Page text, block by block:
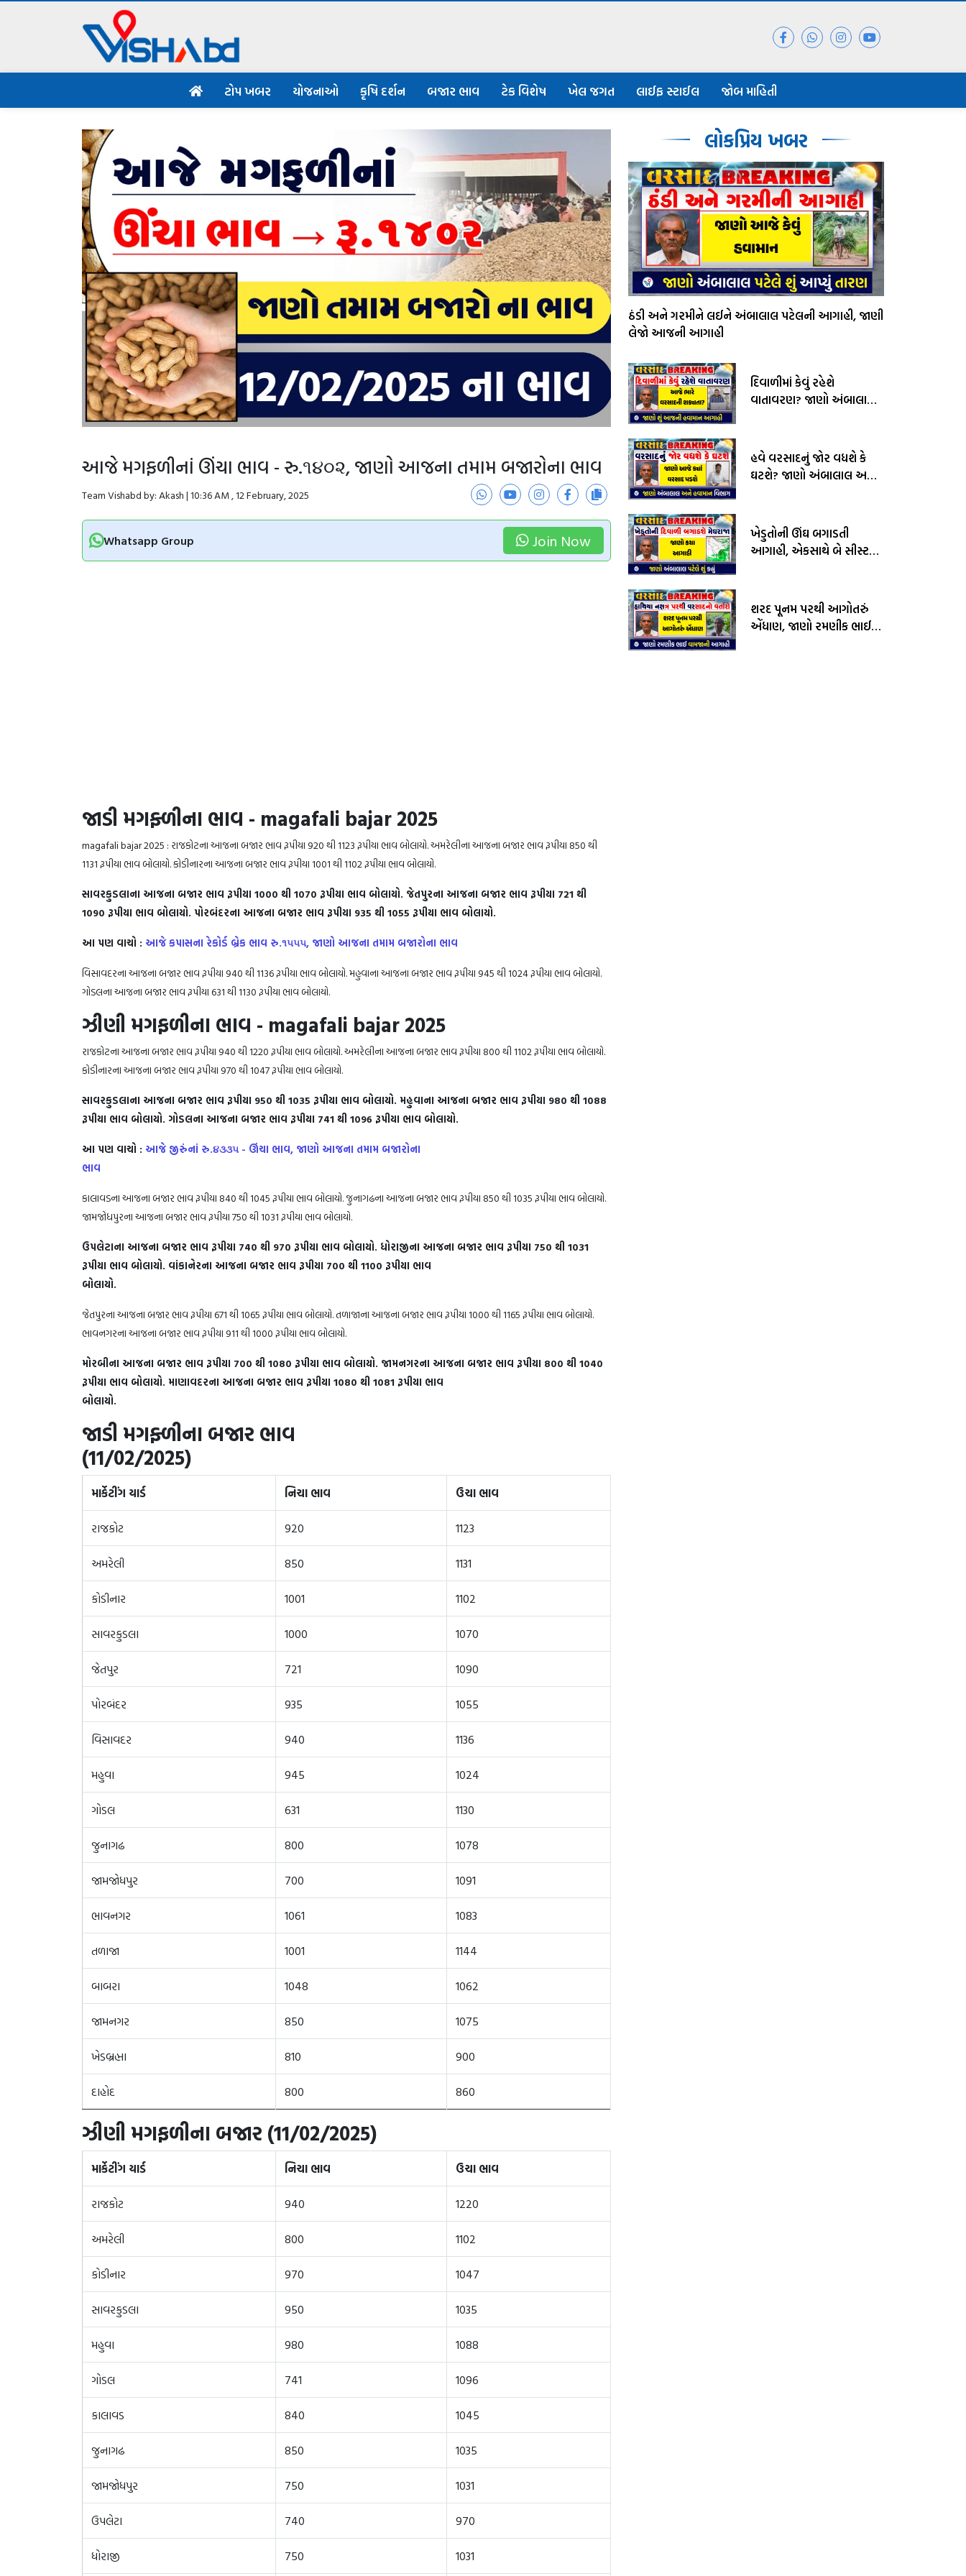
ટોપ ખબર યોજનાઓ કૃષિ દર્શન બજાર ભાવ ટેક વિશેષ ખેલ જગત લાઈફ સ્ટાઈલ જોબ માહિતી
આજે મગફળીનાં ઊંચા ભાવ - રુ.૧૪૦૨, જાણો આજના તમામ બજારોના ભાવ
Team Vishabd by: Akash | 10:36 AM , 12 February, 2025
Whatsapp Group Join Now
જાડી મગફ્ળીના ભાવ - magafali bajar 2025
magafali bajar 2025 : રાજકોટના આજના બજાર ભાવ રૂપીયા 920 થી 1123 રૂપીયા ભાવ બોલાયો. અમરેલીના આજના બજાર ભાવ રૂપીયા 850 થી
1131 રૂપીયા ભાવ બોલાયો. કોડીનારના આજના બજાર ભાવ રૂપીયા 1001 થી 1102 રૂપીયા ભાવ બોલાયો.
સાવરકુડલાના આજના બજાર ભાવ રૂપીયા 1000 થી 1070 રૂપીયા ભાવ બોલાયો. જેતપુરના આજના બજાર ભાવ રૂપીયા 721 થી
1090 રૂપીયા ભાવ બોલાયો. પોરબંદરના આજના બજાર ભાવ રૂપીયા 935 થી 1055 રૂપીયા ભાવ બોલાયો.
આ પણ વાચો : આજે કપાસના રેકોર્ડ બ્રેક ભાવ રુ.૧૫૫૫, જાણો આજના તમામ બજારોના ભાવ
વિસાવદરના આજના બજાર ભાવ રૂપીયા 940 થી 1136 રૂપીયા ભાવ બોલાયો. મહુવાના આજના બજાર ભાવ રૂપીયા 945 થી 1024 રૂપીયા ભાવ બોલાયો.
ગોડલના આજના બજાર ભાવ રૂપીયા 631 થી 1130 રૂપીયા ભાવ બોલાયો.
ઝીણી મગફળીના ભાવ - magafali bajar 2025
રાજકોટના આજના બજાર ભાવ રૂપીયા 940 થી 1220 રૂપીયા ભાવ બોલાયો. અમરેલીના આજના બજાર ભાવ રૂપીયા 800 થી 1102 રૂપીયા ભાવ બોલાયો.
કોડીનારના આજના બજાર ભાવ રૂપીયા 970 થી 1047 રૂપીયા ભાવ બોલાયો.
સાવરકુડલાના આજના બજાર ભાવ રૂપીયા 950 થી 1035 રૂપીયા ભાવ બોલાયો. મહુવાના આજના બજાર ભાવ રૂપીયા 980 થી 1088
રૂપીયા ભાવ બોલાયો. ગોડલના આજના બજાર ભાવ રૂપીયા 741 થી 1096 રૂપીયા ભાવ બોલાયો.
આ પણ વાચો : આજે જીરુંનાં રુ.૪૩૩૫ - ઊંચા ભાવ, જાણો આજના તમામ બજારોના
ભાવ
કાલાવડના આજના બજાર ભાવ રૂપીયા 840 થી 1045 રૂપીયા ભાવ બોલાયો. જુનાગઢના આજના બજાર ભાવ રૂપીયા 850 થી 1035 રૂપીયા ભાવ બોલાયો.
જામજોધપુરના આજના બજાર ભાવ રૂપીયા 750 થી 1031 રૂપીયા ભાવ બોલાયો.
ઉપલેટાના આજના બજાર ભાવ રૂપીયા 740 થી 970 રૂપીયા ભાવ બોલાયો. ધોરાજીના આજના બજાર ભાવ રૂપીયા 750 થી 1031
રૂપીયા ભાવ બોલાયો. વાંકાનેરના આજના બજાર ભાવ રૂપીયા 700 થી 1100 રૂપીયા ભાવ
બોલાયો.
જેતપુરના આજના બજાર ભાવ રૂપીયા 671 થી 1065 રૂપીયા ભાવ બોલાયો. તળાજાના આજના બજાર ભાવ રૂપીયા 1000 થી 1165 રૂપીયા ભાવ બોલાયો.
ભાવનગરના આજના બજાર ભાવ રૂપીયા 911 થી 1000 રૂપીયા ભાવ બોલાયો.
મોરબીના આજના બજાર ભાવ રૂપીયા 700 થી 1080 રૂપીયા ભાવ બોલાયો. જામનગરના આજના બજાર ભાવ રૂપીયા 800 થી 1040
રૂપીયા ભાવ બોલાયો. માણાવદરના આજના બજાર ભાવ રૂપીયા 1080 થી 1081 રૂપીયા ભાવ
બોલાયો.
જાડી મગફ્ળીના બજાર ભાવ
(11/02/2025)
માર્કેટીંગ યાર્ડ નિચા ભાવ ઉચા ભાવ
રાજકોટ 920 1123
અમરેલી 850 1131
કોડીનાર 1001 1102
સાવરકુડલા 1000 1070
જેતપુર 721 1090
પોરબંદર 935 1055
વિસાવદર 940 1136
મહુવા 945 1024
ગોડલ 631 1130
જુનાગઢ 800 1078
જામજોધપુર 700 1091
ભાવનગર 1061 1083
તળાજા 1001 1144
બાબરા 1048 1062
જામનગર 850 1075
ખેડબ્રહ્મા 810 900
દાહોદ 800 860
ઝીણી મગફળીના બજાર (11/02/2025)
માર્કેટીંગ યાર્ડ નિચા ભાવ ઉચા ભાવ
રાજકોટ 940 1220
અમરેલી 800 1102
કોડીનાર 970 1047
સાવરકુડલા 950 1035
મહુવા 980 1088
ગોડલ 741 1096
કાલાવડ 840 1045
જુનાગઢ 850 1035
જામજોધપુર 750 1031
ઉપલેટા 740 970
ધોરાજી 750 1031
લોકપ્રિય ખબર
ઠંડી અને ગરમીને લઈને અંબાલાલ પટેલની આગાહી, જાણી
લેજો આજની આગાહી
દિવાળીમાં કેવું રહેશે
વાતાવરણ? જાણો અંબાલાલ
હવે વરસાદનું જોર વધશે કે
ઘટશે? જાણો અંબાલાલ અને
ખેડુતોની ઊંઘ બગાડતી
આગાહી, એકસાથે બે સીસ્ટમ
શરદ પૂનમ પરથી આગોતરું
એંધાણ, જાણો રમણીક ભાઈ